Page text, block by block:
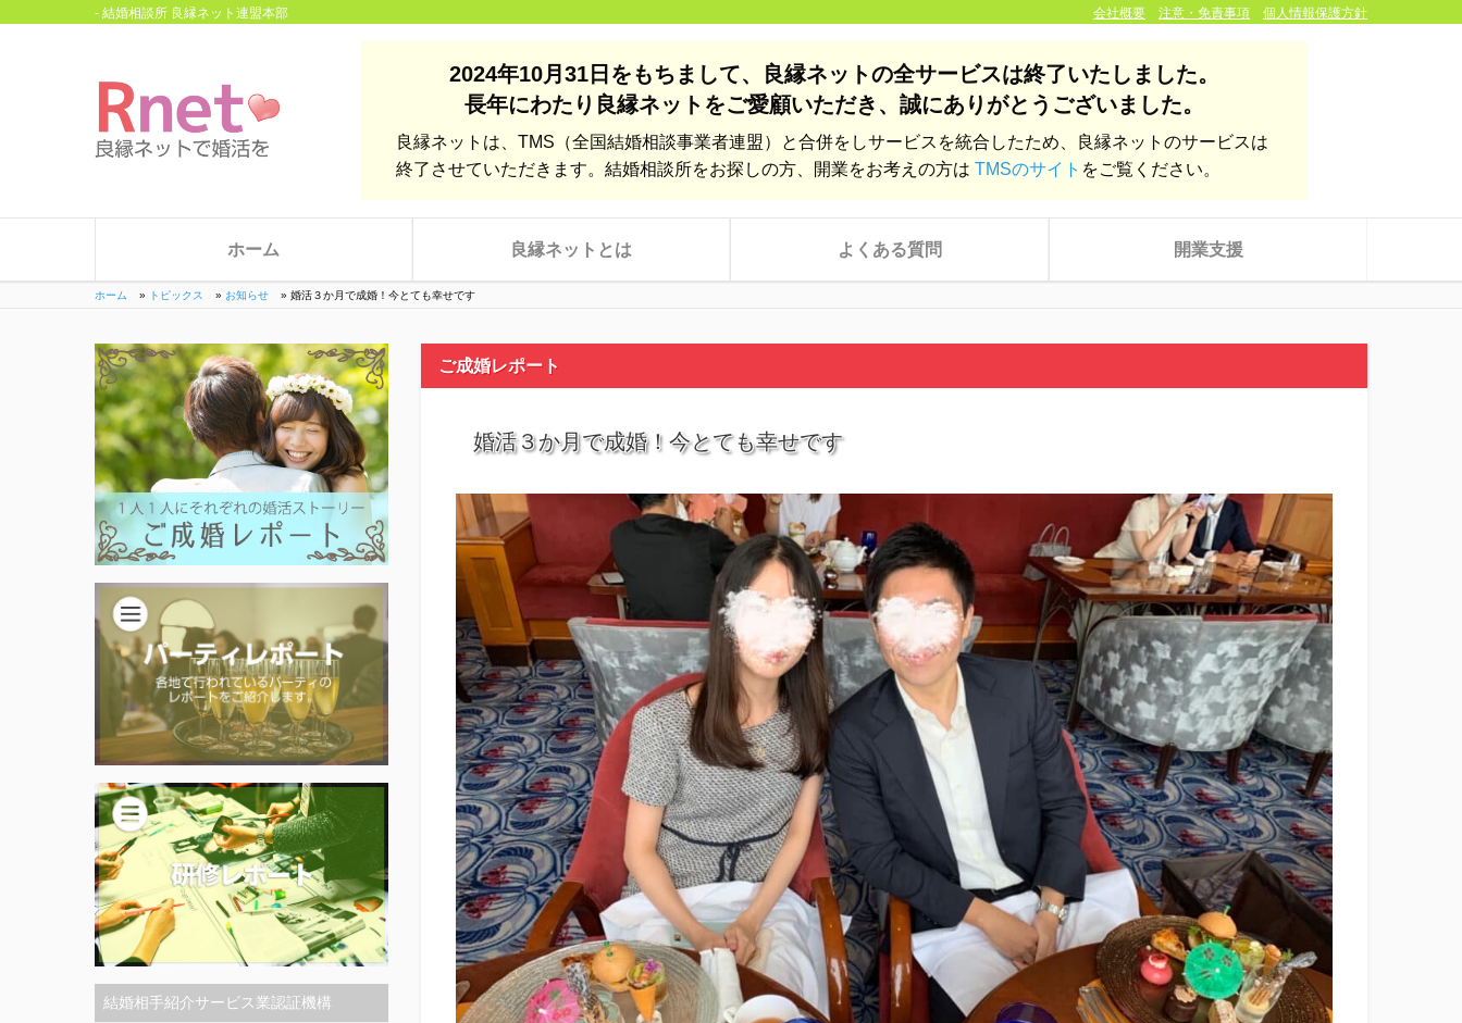
- 結婚相談所 良縁ネット連盟本部 会社概要 注意・免責事項 個人情報保護方針
2024年10月31日をもちまして、
良縁ネットの全サービスは終了いたしました。
長年にわたり良縁ネットをご愛顧いただき、 誠にありがとうございました。
良縁ネットは、TMS（全国結婚相談事業者連盟）と合併をしサービスを統合したため、良縁ネットのサービスは
終了させていただきます。結婚相談所をお探しの方、開業をお考えの方は TMSのサイト をご覧ください。
ホーム 良縁ネットとは よくある質問 開業支援
ホーム » トピックス » お知らせ » 婚活３か月で成婚！今とても幸せです
結婚相手紹介サービス業認証機構
ご成婚レポート
婚活３か月で成婚！今とても幸せです